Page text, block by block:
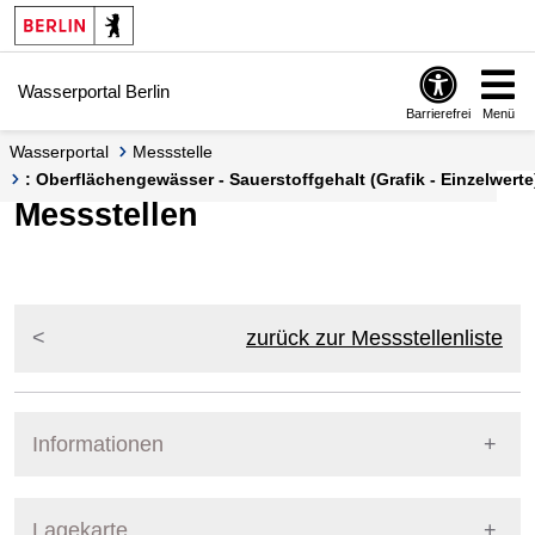
Springe zur Navigation
Springe zum Inhalt
Wasserportal Berlin
Barrierefrei Menü
Wasserportal
Messstelle
: Oberflächengewässer - Sauerstoffgehalt (Grafik -
Messstellen
zurück zur Messstellenliste
Informationen